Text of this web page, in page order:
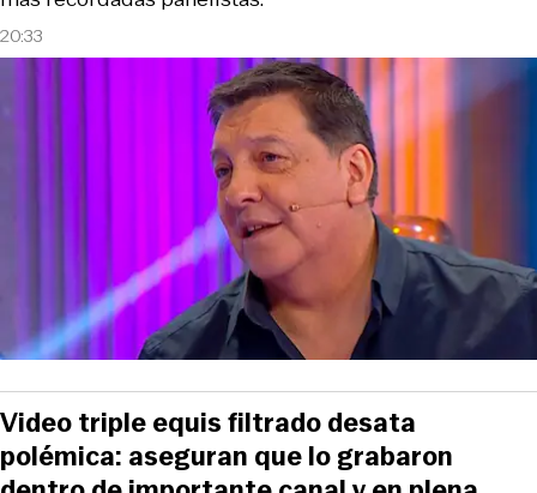
20:33
Video triple equis filtrado desata
polémica: aseguran que lo grabaron